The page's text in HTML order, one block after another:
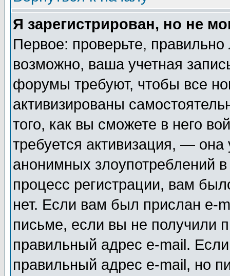
Я зарегистрирован, но не
Первое: проверьте,
возможно, ваша учетная
форумы требуют, чтобы все
активизированы
того, как вы сможете в него
требуется активизация, —
анонимных злоупотреблений
процесс регистрации, вам
нет. Если вам был прислан e-
письме, если вы не получили
правильный адрес e-mail.
правильный адрес e-mail, но